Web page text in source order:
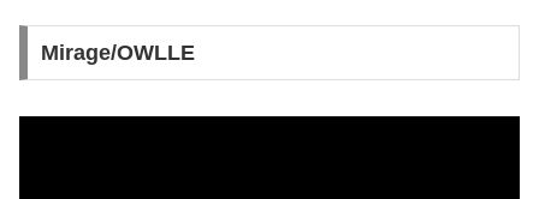
Mirage/OWLLE